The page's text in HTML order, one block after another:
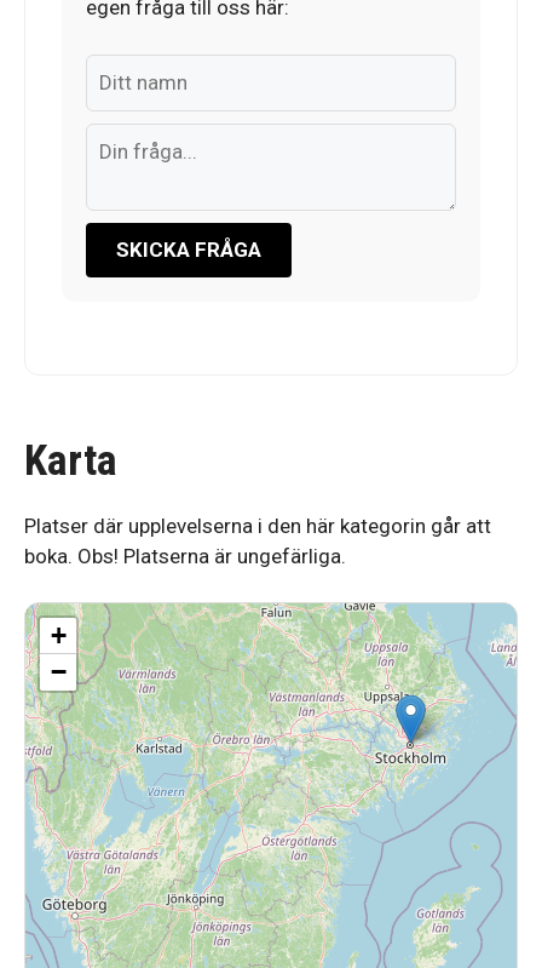
egen fråga till oss här:
SKICKA FRÅGA
Karta
Platser där upplevelserna i den här kategorin går att
boka. Obs! Platserna är ungefärliga.
+
−